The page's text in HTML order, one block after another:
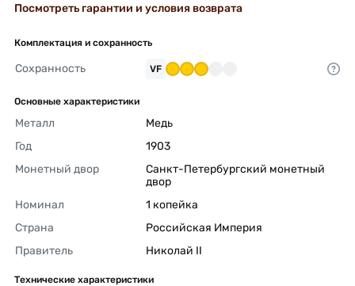
Посмотреть гарантии и условия возврата
Комплектация и сохранность
Сохранность VF
Основные характеристики
Металл
Медь
Год
1903
Монетный двор
Санкт-Петербургский монетный
двор
Номинал
1 копейка
Страна
Российская Империя
Правитель
Николай II
Технические характеристики